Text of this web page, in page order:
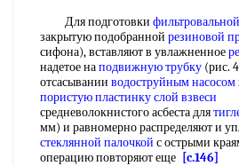
Для подготовки
закрытую подобранной резиновой
сифона), вставляют в увлажненное
надетое наподвижную трубку (рис.
отсасывании водоструйным насосом
пористую пластинкуслой взвеси
средневолокнистого асбеста для
мм) и равномерно распределяют и
стеклянной палочкой с острыми
операцию повторяют еще [c.146]